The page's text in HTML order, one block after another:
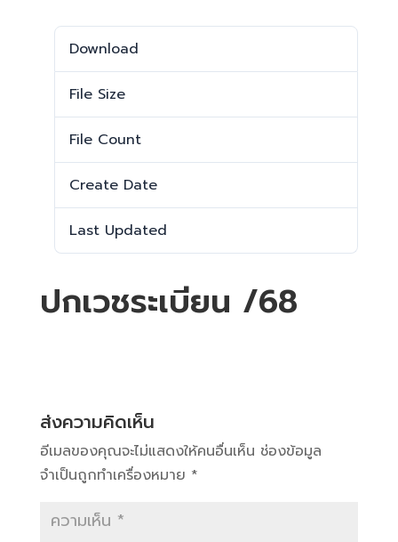
Download
File Size
File Count
Create Date
Last Updated
ปกเวชระเบียน /68
ส่งความคิดเห็น
อีเมลของคุณจะไม่แสดงให้คนอื่นเห็น ช่องข้อมูล
จำเป็นถูกทำเครื่องหมาย *